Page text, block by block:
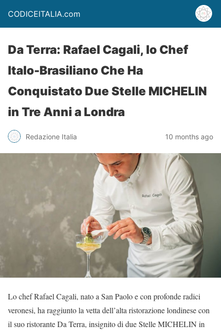
CODICEITALIA.com
Da Terra: Rafael Cagali, lo Chef
Italo-Brasiliano Che Ha
Conquistato Due Stelle MICHELIN
in Tre Anni a Londra
Redazione Italia 10 months ago
Lo chef Rafael Cagali, nato a San Paolo e con profonde radici
veronesi, ha raggiunto la vetta dell’alta ristorazione londinese con
il suo ristorante Da Terra, insignito di due Stelle MICHELIN in